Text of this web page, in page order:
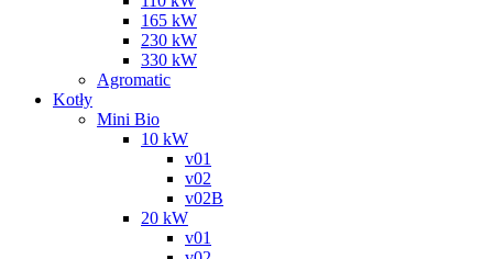
165 kW
230 kW
330 kW
Agromatic
Kotły
Mini Bio
10 kW
v01
v02
v02B
20 kW
v01